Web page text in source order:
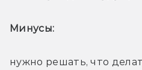
Минусы:
нужно решать, что